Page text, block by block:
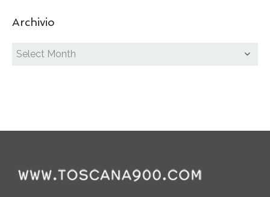
Archivio